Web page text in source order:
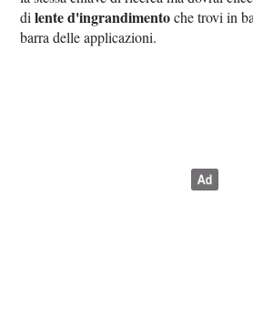
dilente d'ingrandimentoche trovi in
barra delle applicazioni.